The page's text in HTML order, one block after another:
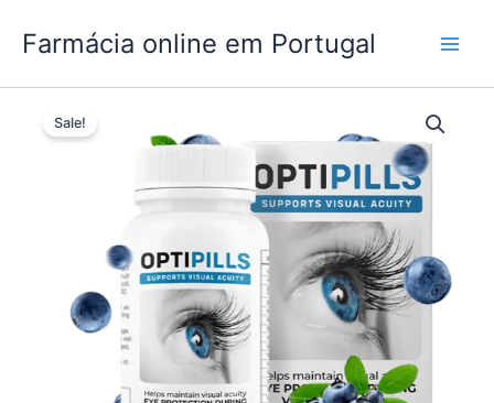
Farmácia online em Portugal
Sale!